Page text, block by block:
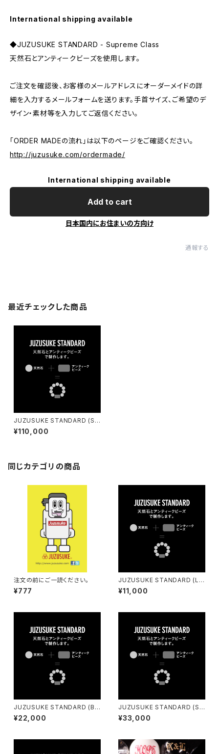
International shipping available
◆JUZUSUKE STANDARD - Supreme Class
天然石とアンティークビーズを使用します。
ご注文を確認後、お客様のメールアドレスにオーダーメイドの詳
細を入力するメールフォームを送ります。手首サイズ、ご希望のデ
ザイン・素材等を入力してご返信ください。
「ORDER MADEの流れ」は以下のページをご確認ください。
http://juzusuke.com/ordermade/
International shipping available
Add to cart
日本国内にお住まいの方向け
通報する
最近チェックした商品
JUZUSUKE STANDARD (Su
preme)
¥110,000
同じカテゴリの商品
注文の前にご一読ください。
¥777
JUZUSUKE STANDARD (Lig
ht)
¥11,000
JUZUSUKE STANDARD (Ba
sic)
¥22,000
JUZUSUKE STANDARD (Su
per)
¥33,000